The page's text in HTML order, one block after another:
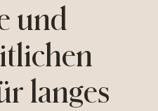
und
langes